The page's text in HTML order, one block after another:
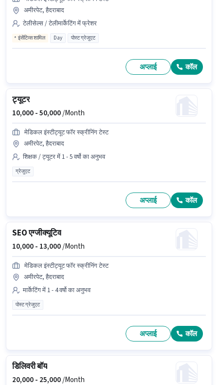
अमीरपेट, हैदराबाद
टेलीसेल्स / टेलीमार्केटिंग में फ्रेशर
इंसेंटिव्स शामिल Day पोस्ट ग्रेजुएट
अप्लाई कॉल
ट्यूटर
10,000 -50,000/Month
मेडिकल इंस्टीट्यूट फॉर स्क्रीनिंग टेस्ट
अमीरपेट, हैदराबाद
शिक्षक / ट्यूटर में 1 - 5 वर्षो का अनुभव
ग्रेजुएट
अप्लाई कॉल
SEO एग्जीक्यूटिव
10,000 - 13,000/Month
मेडिकल इंस्टीट्यूट फॉर स्क्रीनिंग टेस्ट
अमीरपेट, हैदराबाद
मार्केटिंग में 1 - 4 वर्षो का अनुभव
पोस्ट ग्रेजुएट
अप्लाई कॉल
डिलिवरी बॉय
20,000 - 25,000/Month